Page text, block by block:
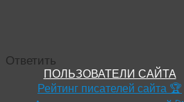
Ответить
ПОЛЬЗОВАТЕЛИ САЙТА
Рейтинг писателей сайта 🏆